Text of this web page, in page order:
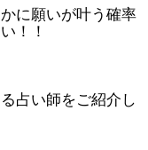
に願いが叶う確率
！！
占い師をご紹介し